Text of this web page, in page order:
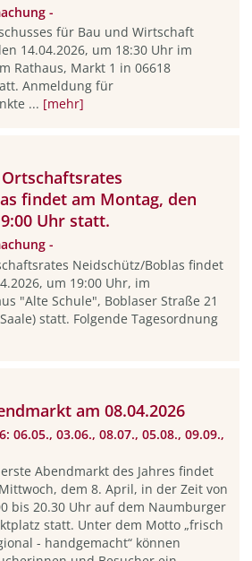
-
für Bau und Wirtschaft
14.04.2026, um 18:30 Uhr im
Rathaus, Markt 1 in 06618
Anmeldung für
... [mehr]
Ortschaftsrates
findet am Montag, den
Uhr statt.
-
Neidschütz/Boblas findet
um 19:00 Uhr, im
"Alte Schule", Boblaser Straße 21
statt. Folgende Tagesordnung
am 08.04.2026
06.05., 03.06., 08.07., 05.08., 09.09.,
Abendmarkt des Jahres findet
dem 8. April, in der Zeit von
bis 20.30 Uhr auf dem Naumburger
statt. Unter dem Motto „frisch
- handgemacht“ können